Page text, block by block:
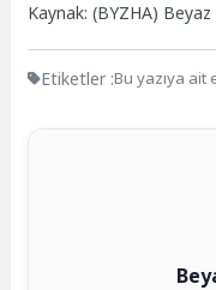
Kaynak: (BYZHA) Beyaz
Etiketler :Bu yazıya ait